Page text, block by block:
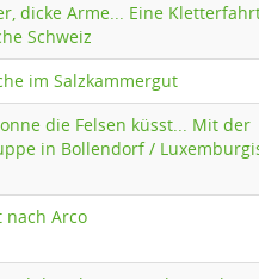
dicke Arme... Eine
Schweiz
im Salzkammergut
die Felsen küsst... Mit der
in Bollendorf /
Arco